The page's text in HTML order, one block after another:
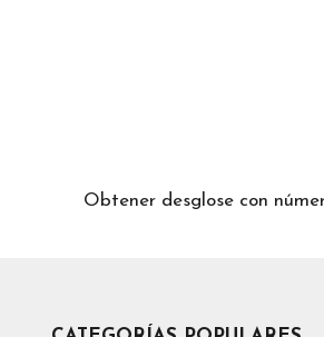
Obtener desglose con